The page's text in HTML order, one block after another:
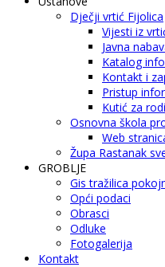
Dječji vrtić Fijolica
Vijesti iz
Javna
Katalog
Kontakt i
Pristup
Kutić za
Osnovna škola
Web
Župa Rastanak
GROBLJE
Gis tražilica
Opći podaci
Obrasci
Odluke
Fotogalerija
Kontakt